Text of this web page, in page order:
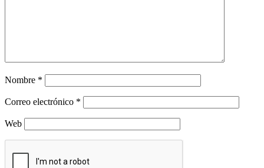
Nombre *
Correo electrónico *
Web